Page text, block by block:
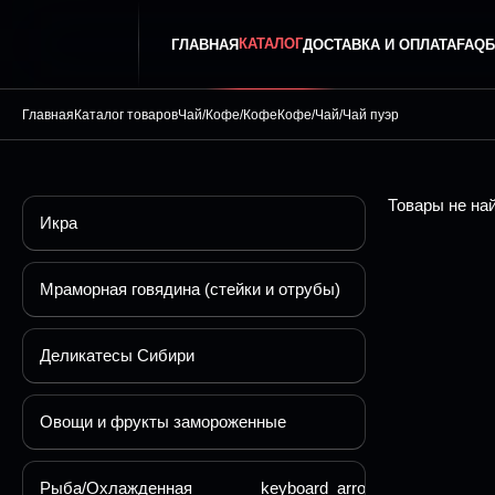
ГЛАВНАЯКАТАЛОГДОСТАВКА И ОПЛАТАFAQ
ГлавнаяКаталог товаровЧай/Кофе/КофеКофе/Чай/Чай пуэр
Икра
Мраморная говядина (стейки и отрубы)
Деликатесы Сибири
Овощи и фрукты замороженные
Рыба/Охлажденная keyboard_arrow_down
Товары не